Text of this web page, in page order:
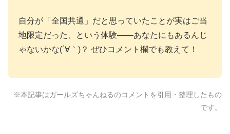
自分が「全国共通」だと思っていたことが実はご当
地限定だった、という体験——あなたにもあるんじ
ゃないかな(´∀｀)？ ぜひコメント欄でも教えて！
※本記事はガールズちゃんねるのコメントを引用・整理したもの
です。